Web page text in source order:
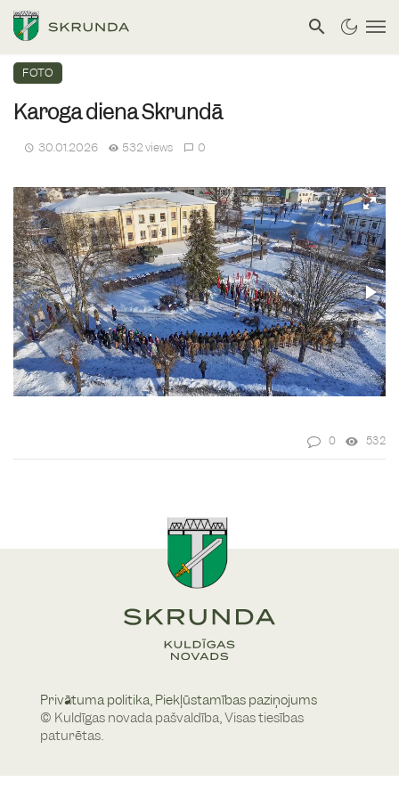
FOTO
Karoga diena Skrundā
30.01.2026 532 views 0
0 532
Privātuma politika, Piekļūstamības paziņojums
© Kuldīgas novada pašvaldība, Visas tiesības
paturētas.